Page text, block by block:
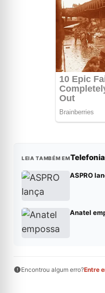
LEIA TAMBÉM EMTelefonia
ASPRO
Anatel
Encontrou algum erro?Entre